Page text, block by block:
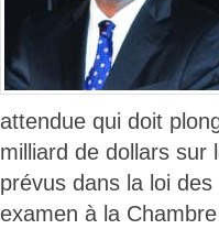
attendue qui doit
milliard de dollars sur
prévus dans la loi
examen à la